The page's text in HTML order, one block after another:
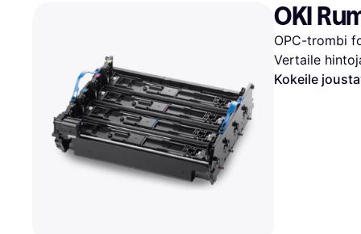
Gigantti
H&M
Peten
Wolt
OKI
OPC-trombi
Vertaile
Kokeile